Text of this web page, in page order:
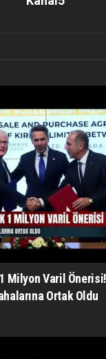
Milyon Varil
Ortak Oldu